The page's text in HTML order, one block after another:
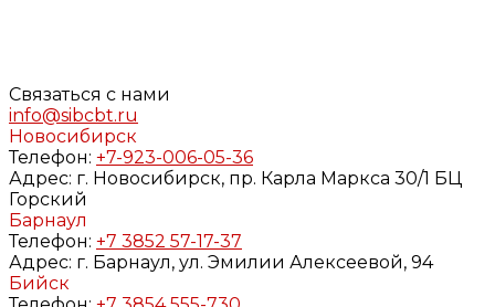
Связаться с нами
info@sibcbt.ru
Новосибирск
Телефон: +7-923-006-05-36
Адрес: г. Новосибирск, пр. Карла Маркса 30/1 БЦ
Горский
Барнаул
Телефон: +7 3852 57-17-37
Адрес: г. Барнаул, ул. Эмилии Алексеевой, 94
Бийск